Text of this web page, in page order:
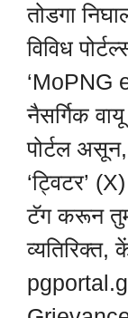
तोडगा
विविध
‘MoPNG
नैसर्गिक
पोर्टल असून,
‘ट्विटर’
टॅग करून
व्यतिरिक्त,